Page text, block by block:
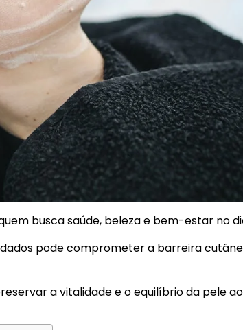
busca saúde, beleza e bem-estar no
pode comprometer a barreira
a vitalidade e o equilíbrio da pele